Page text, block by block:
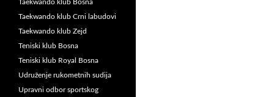
Taekwando klub Bosna
Taekwando klub Crni labudovi
Taekwando klub Zejd
Teniski klub Bosna
Teniski klub Royal Bosna
Udruženje rukometnih sudija
Upravni odbor sportskog